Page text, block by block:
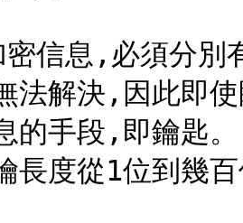
密信息,必須分
法解決,因此即
的手段,即鑰匙
長度從1位到幾